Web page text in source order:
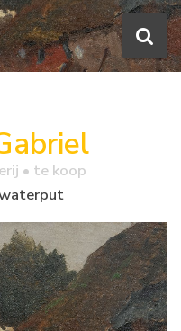
• te koop